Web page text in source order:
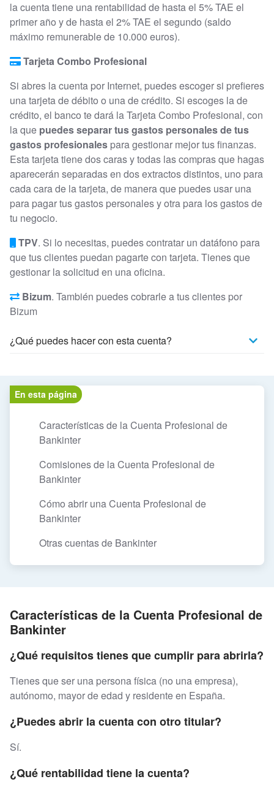
la cuenta tiene una rentabilidad de hasta el 5% TAE el
primer año y de hasta el 2% TAE el segundo (saldo
máximo remunerable de 10.000 euros).
Tarjeta Combo Profesional
Si abres la cuenta por Internet, puedes escoger si prefieres
una tarjeta de débito o una de crédito. Si escoges la de
crédito, el banco te dará la Tarjeta Combo Profesional, con
la que puedes separar tus gastos personales de tus
gastos profesionales para gestionar mejor tus finanzas.
Esta tarjeta tiene dos caras y todas las compras que hagas
aparecerán separadas en dos extractos distintos, uno para
cada cara de la tarjeta, de manera que puedes usar una
para pagar tus gastos personales y otra para los gastos de
tu negocio.
TPV. Si lo necesitas, puedes contratar un datáfono para
que tus clientes puedan pagarte con tarjeta. Tienes que
gestionar la solicitud en una oficina.
Bizum. También puedes cobrarle a tus clientes por
Bizum
¿Qué puedes hacer con esta cuenta?
En esta página
Características de la Cuenta Profesional de
Bankinter
Comisiones de la Cuenta Profesional de
Bankinter
Cómo abrir una Cuenta Profesional de
Bankinter
Otras cuentas de Bankinter
Características de la Cuenta Profesional de
Bankinter
¿Qué requisitos tienes que cumplir para abrirla?
Tienes que ser una persona física (no una empresa),
autónomo, mayor de edad y residente en España.
¿Puedes abrir la cuenta con otro titular?
Sí.
¿Qué rentabilidad tiene la cuenta?